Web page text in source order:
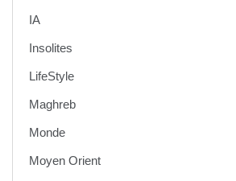
IA
Insolites
LifeStyle
Maghreb
Monde
Moyen Orient